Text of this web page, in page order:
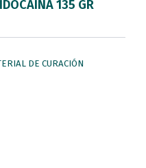
135 GR
DE CURACIÓN